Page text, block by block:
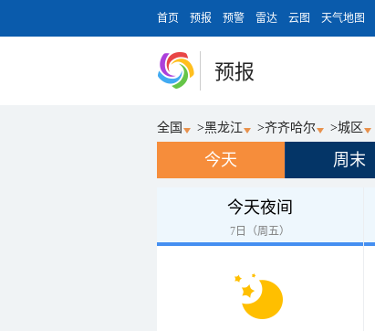
首页 预报 预警 雷达 云图 天气地图
预报
全国 >黑龙江 >齐齐哈尔 >城区
今天 周末
今天夜间
7日（周五）